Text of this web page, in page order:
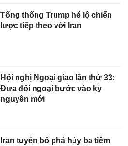
Tổng thống Trump hé lộ chiến
lược tiếp theo với Iran
Hội nghị Ngoại giao lần thứ 33:
Đưa đối ngoại bước vào kỷ
nguyên mới
Iran tuyên bố phá hủy ba tiêm